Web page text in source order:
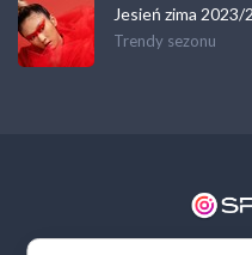
Jesień zima
Trendy sezonu